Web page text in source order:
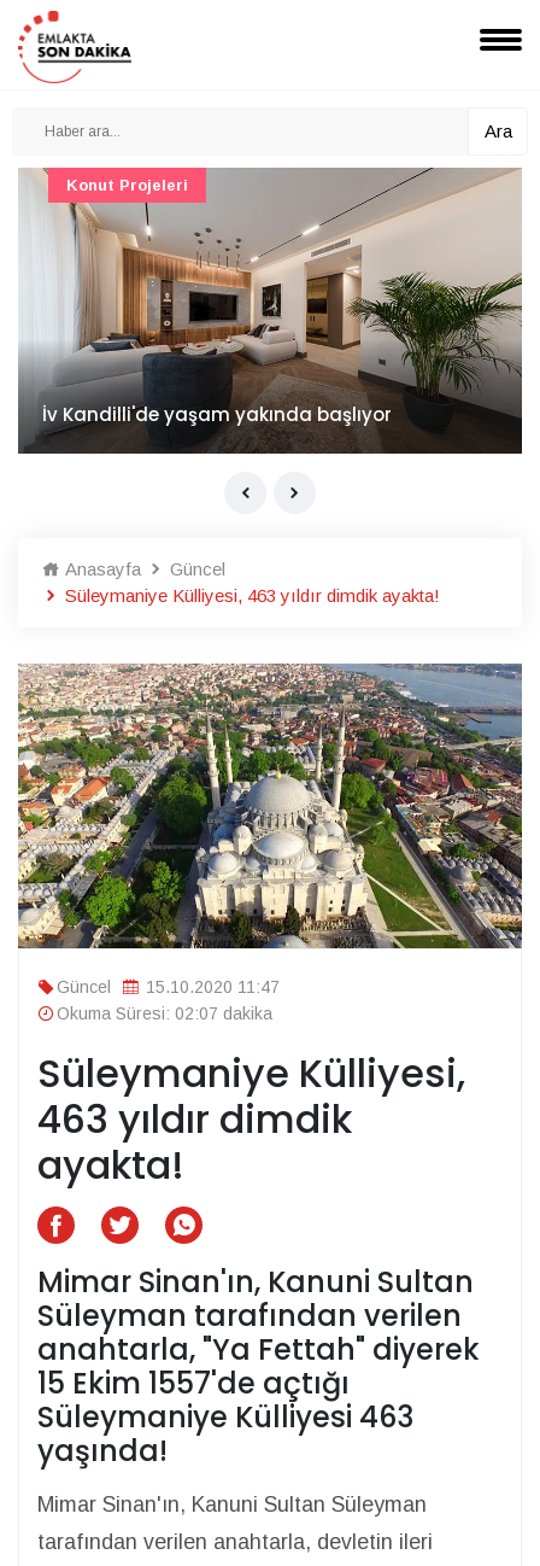
Ara
İv Kandilli'de yaşam yakında başlıyor
Konut Projeleri
Anasayfa
Güncel
Süleymaniye Külliyesi, 463 yıldır dimdik ayakta!
Güncel
15.10.2020 11:47
Okuma Süresi: 02:07 dakika
Süleymaniye Külliyesi,
463 yıldır dimdik
ayakta!
Mimar Sinan'ın, Kanuni Sultan
Süleyman tarafından verilen
anahtarla, "Ya Fettah" diyerek
15 Ekim 1557'de açtığı
Süleymaniye Külliyesi 463
yaşında!
Mimar Sinan'ın, Kanuni Sultan Süleyman
tarafından verilen anahtarla, devletin ileri